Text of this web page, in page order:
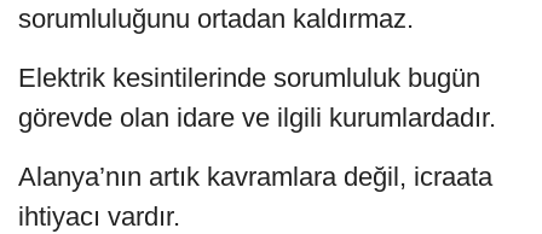
sorumluluğunu ortadan kaldırmaz.
Elektrik kesintilerinde sorumluluk bugün
görevde olan idare ve ilgili kurumlardadır.
Alanya’nın artık kavramlara değil, icraata
ihtiyacı vardır.